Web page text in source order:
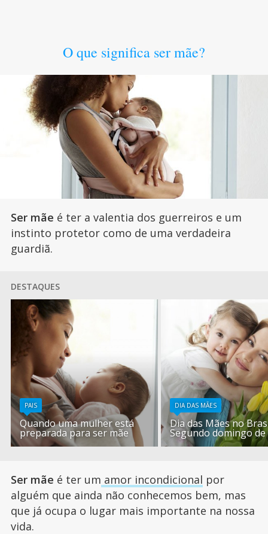
O que significa ser mãe?
Ser mãe é ter a valentia dos guerreiros e um
instinto protetor como de uma verdadeira
guardiã.
DESTAQUES
PAIS
Quando uma mulher está
preparada para ser mãe
DIA DAS MÃES
Dia das Mães no
Segundo domingo
Ser mãe é ter um amor incondicional por
alguém que ainda não conhecemos bem, mas
que já ocupa o lugar mais importante na nossa
vida.